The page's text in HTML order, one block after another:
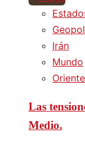
Irán
Mundo
Las
Medio.